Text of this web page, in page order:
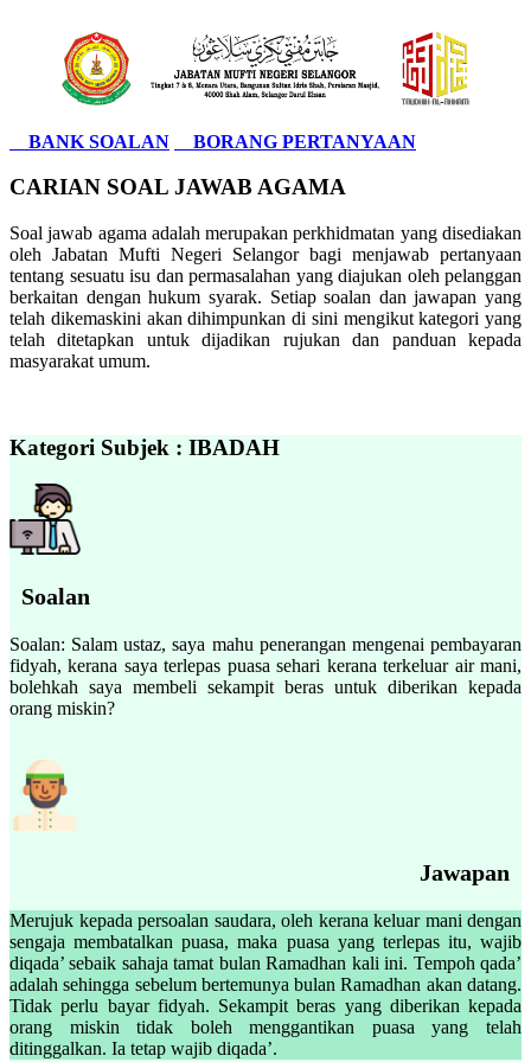
BANK SOALAN BORANG PERTANYAAN
CARIAN SOAL JAWAB AGAMA
Soal jawab agama adalah merupakan perkhidmatan yang disediakan
oleh Jabatan Mufti Negeri Selangor bagi menjawab pertanyaan
tentang sesuatu isu dan permasalahan yang diajukan oleh pelanggan
berkaitan dengan hukum syarak. Setiap soalan dan jawapan yang
telah dikemaskini akan dihimpunkan di sini mengikut kategori yang
telah ditetapkan untuk dijadikan rujukan dan panduan kepada
masyarakat umum.
Kategori Subjek : IBADAH
Soalan
Soalan: Salam ustaz, saya mahu penerangan mengenai pembayaran
fidyah, kerana saya terlepas puasa sehari kerana terkeluar air mani,
bolehkah saya membeli sekampit beras untuk diberikan kepada
orang miskin?
Jawapan
Merujuk kepada persoalan saudara, oleh kerana keluar mani dengan
sengaja membatalkan puasa, maka puasa yang terlepas itu, wajib
diqada’ sebaik sahaja tamat bulan Ramadhan kali ini. Tempoh qada’
adalah sehingga sebelum bertemunya bulan Ramadhan akan datang.
Tidak perlu bayar fidyah. Sekampit beras yang diberikan kepada
orang miskin tidak boleh menggantikan puasa yang telah
ditinggalkan. Ia tetap wajib diqada’.